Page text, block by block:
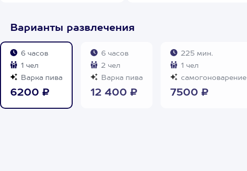
Варианты развлечения
6 часов
1 чел
Варка пива
6200 ₽
6 часов
2 чел
Варка пива
12 400 ₽
225 мин.
1 чел
самогоноварение
7500 ₽